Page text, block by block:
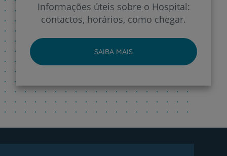
Informações úteis sobre o Hospital:
contactos, horários, como chegar.
SAIBA MAIS